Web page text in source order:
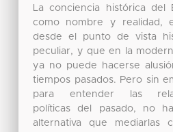
La conciencia histórica del
como nombre y realidad,
desde el punto de vista
peculiar, y que en la
ya no puede hacerse
tiempos pasados. Pero sin
para entender las
políticas del pasado, no
alternativa que mediarlas